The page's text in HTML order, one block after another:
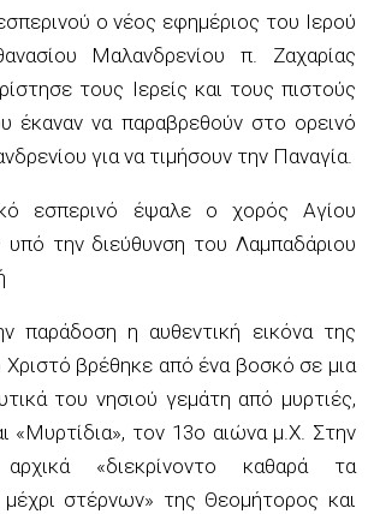
ο νέος εφημέριος του Ιερού
Μαλανδρενίου π. Ζαχαρίας
τους Ιερείς και τους πιστούς
έκαναν να παραβρεθούν στο ορεινό
για να τιμήσουν την Παναγία.
εσπερινό έψαλε ο χορός Αγίου
την διεύθυνση του Λαμπαδάριου
παράδοση η αυθεντική εικόνα της
βρέθηκε από ένα βοσκό σε μια
του νησιού γεμάτη από μυρτιές,
«Μυρτίδια», τον 13ο αιώνα μ.Χ. Στην
«διεκρίνοντο καθαρά τα
μέχρι στέρνων» της Θεομήτορος και